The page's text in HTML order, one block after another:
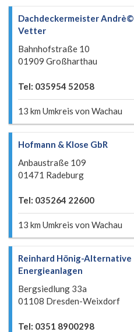
Dachdeckermeister Andrè©
Vetter
Bahnhofstraße 10
01909 Großharthau
Tel: 035954 52058
13 km Umkreis von Wachau
Hofmann & Klose GbR
Anbaustraße 109
01471 Radeburg
Tel: 035264 22600
13 km Umkreis von Wachau
Reinhard Hönig-Alternative
Energieanlagen
Bergsiedlung 33a
01108 Dresden-Weixdorf
Tel: 0351 8900298